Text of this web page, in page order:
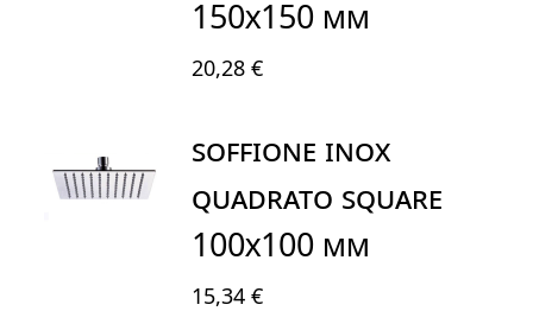
150x150 mm
20,28 €
SOFFIONE INOX
QUADRATO SQUARE
100x100 mm
15,34 €